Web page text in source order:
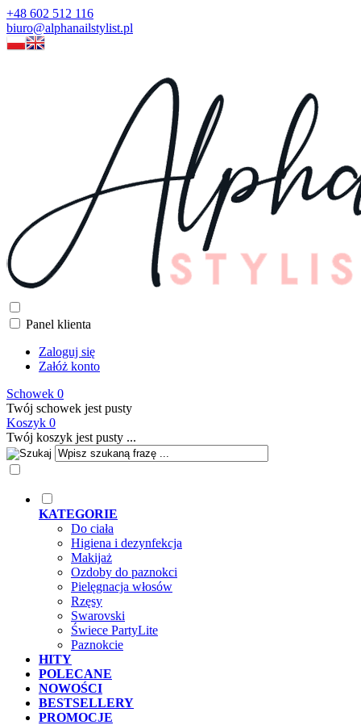
+48 602 512 116
biuro@alphanailstylist.pl
Panel klienta
Zaloguj się
Załóż konto
Schowek 0
Twój schowek jest pusty
Koszyk 0
Twój koszyk jest pusty ...
KATEGORIE
Do ciała
Higiena i dezynfekcja
Makijaż
Ozdoby do paznokci
Pielęgnacja włosów
Rzęsy
Swarovski
Świece PartyLite
Paznokcie
HITY
POLECANE
NOWOŚCI
BESTSELLERY
PROMOCJE